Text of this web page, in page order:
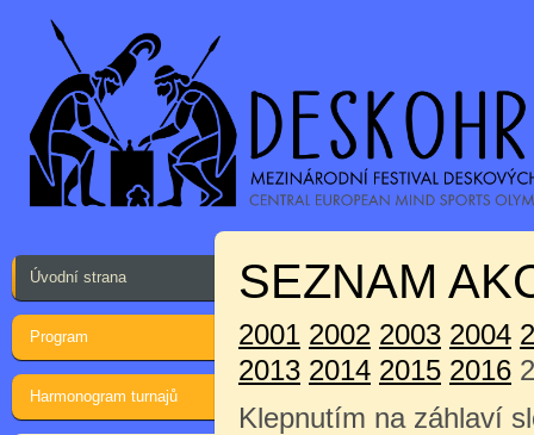
Úvodní strana
Program
Harmonogram turnajů
SEZNAM
2001 2002 2003 2004
2013 2014 2015 2016
Klepnutím na záhlaví